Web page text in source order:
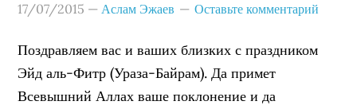
17/07/2015 —Аслам Эжаев Оставьте комментарий
Поздравляем вас и ваших близких с праздником
Эйд аль-Фитр (Ураза-Байрам). Да примет
Всевышний Аллах ваше поклонение и да